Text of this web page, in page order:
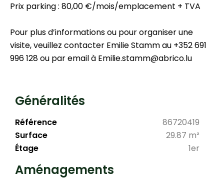
Prix parking : 80,00 €/mois/emplacement + TVA
Pour plus d’informations ou pour organiser une
visite, veuillez contacter Emilie Stamm au +352 691
996 128 ou par email à Emilie.stamm@abrico.lu
Généralités
Référence
86720419
Surface
29.87 m²
Étage
1er
Aménagements